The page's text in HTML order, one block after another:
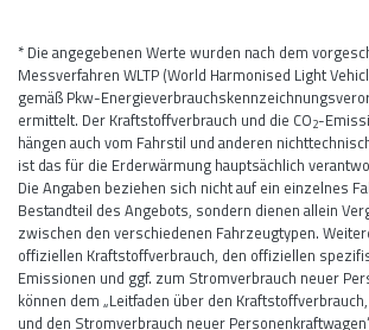
* Die angegebenen Werte wurden nach dem
Messverfahren WLTP (World Harmonised Light
gemäß Pkw-
ermittelt. Der Kraftstoffverbrauch und die CO2-
hängen auch vom Fahrstil und anderen
ist das für die Erderwärmung hauptsächlich
Die Angaben beziehen sich nicht auf ein einzelnes
Bestandteil des Angebots, sondern dienen allein
zwischen den verschiedenen Fahrzeugtypen.
offiziellen Kraftstoffverbrauch, den offiziellen
Emissionen und ggf. zum Stromverbrauch neuer
können dem „Leitfaden über den Kraftstoffverbrauch,
und den Stromverbrauch neuer